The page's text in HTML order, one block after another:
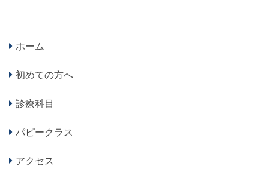
ホーム
初めての方へ
診療科目
パピークラス
アクセス